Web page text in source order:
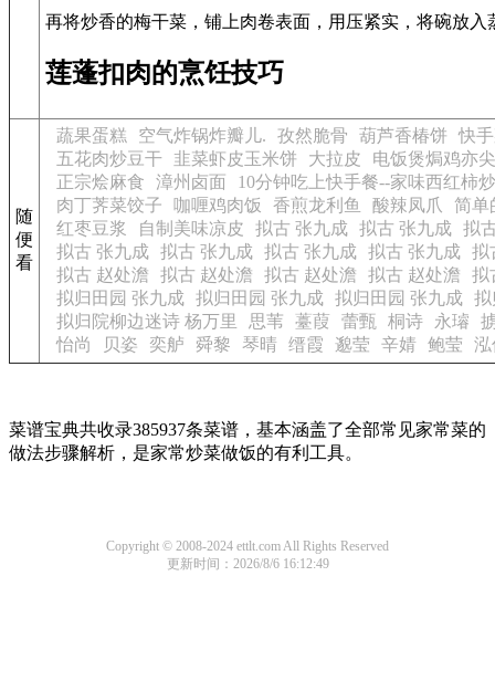
再将炒香的梅干菜，铺上肉卷表面，用压紧实，将碗放
莲蓬扣肉的烹饪技巧
随
便
看
蔬果蛋糕 空气炸锅炸瓣儿. 孜然脆骨 葫芦香椿饼
快
五花肉炒豆干
韭菜虾皮玉米饼 大拉皮
电饭煲焗鸡亦尖
正宗烩麻食
漳州卤面
10分钟吃上快手餐--家味西红柿
肉丁荠菜饺子
咖喱鸡肉饭 香煎龙利鱼 酸辣凤爪
简单
红枣豆浆
自制美味凉皮 拟古 张九成 拟古 张九成 拟
拟古 张九成 拟古 张九成 拟古 张九成 拟古 张九成 拟
拟古 赵处澹
拟古 赵处澹 拟古 赵处澹 拟古 赵处澹
拟
拟归田园 张九成 拟归田园 张九成 拟归田园 张九成 拟
拟归院柳边迷诗 杨万里
思苇 薹葭 蕾甄 桐诗 永璿
怡尚
贝姿 奕舻 舜黎 琴晴 缙霞 邈莹 辛婧 鲍莹 泓
菜谱宝典共收录385937条菜谱，基本涵盖了全部常见家常菜的
做法步骤解析，是家常炒菜做饭的有利工具。
Copyright © 2008-2024 ettlt.com All Rights Reserved
更新时间：2026/8/6 16:12:49